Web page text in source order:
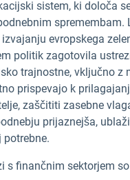
sistem, ki določa
evropskega
politik zagotovila
trajnostne, vključno z
prispevajo k
zaščititi zasebne
prijaznejša,
potrebne.
s finančnim sektorjem